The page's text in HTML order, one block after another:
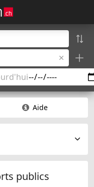
Aide
publics